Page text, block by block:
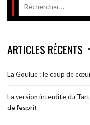
ARTICLES RÉCENTS
La Goulue : le coup de
La version interdite du
de l’esprit